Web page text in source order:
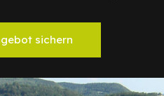
sichern